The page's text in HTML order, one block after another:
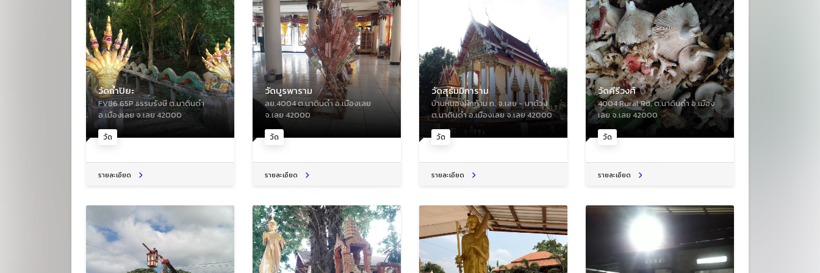
วัด
วัดถ้ำปิยะ
FV86 65P ธรรมรังษี ต.นาดินดำ
อ.เมืองเลย จ.เลย 42000
รายละเอียด
วัด
วัดบูรพาราม
ลย.4004 ต.นาดินดำ อ.เมืองเลย
จ.เลย 42000
รายละเอียด
วัด
วัดสุธัมมิการาม
บ้านหนองผักก้าม ถ. จ.เลย - นาด้วง
ต.นาดินดำ อ.เมืองเลย จ.เลย 42000
รายละเอียด
วัด
วัดคีรีวงศ์
4004 Rural Rd, ต.นาดินดำ อ.เมือง
เลย จ.เลย 42000
รายละเอียด